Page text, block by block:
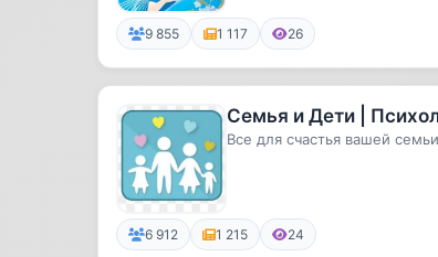
9 855 1 117 26
Семья и Дети |
Все для счастья вашей
6 912 1 215 24